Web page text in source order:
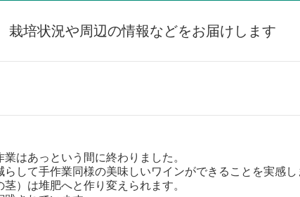
栽培状況や周辺の情報などをお届けします
はあっという間に終わりました。
して手作業同様の美味しいワインができることを実感
）は堆肥へと作り変えられます。